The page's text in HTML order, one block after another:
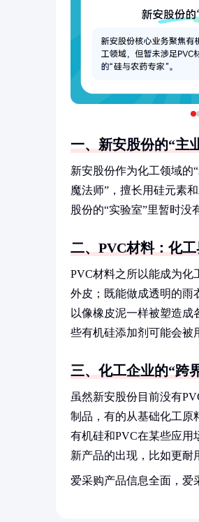
一、新安股份的“主
新安股份作为化工领域的
魔法师”，擅长用硅元素
股份的“实验室”里暂时没
二、PVC材料：化
PVC材料之所以能成为化
外皮；既能做成透明的
以像橡皮泥一样被塑造
些有机硅添加剂可能会被
三、化工企业的“跨
虽然新安股份目前没有
制品，有的从基础化工
有机硅和PVC在某些应用
新产品的出现，比如更耐
爱采购产品信息全面，爱